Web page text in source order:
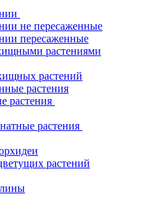
не пересаженные
пересаженные
растениями
растений
растения
растения
растения
растений